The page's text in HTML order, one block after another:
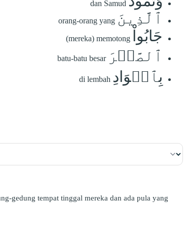
dan Samud
ٱلَّذِينَ orang-orang yang
جَابُواْ (mereka) memotong
ٱلصَّخۡرَ batu-batu besar
بِٱلۡوَادِ di lembah
gedung tempat tinggal mereka dan ada pula yang